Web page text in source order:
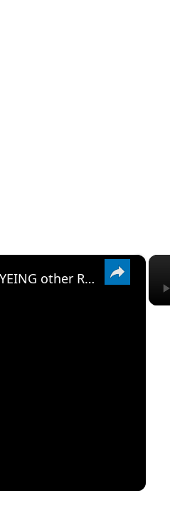
×
Gators look to FLIP MASSIVE OL and EYEING other Recruits